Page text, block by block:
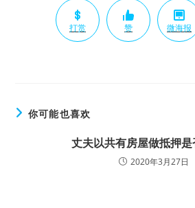
打赏 赞 微海报
你可能也喜欢
丈夫以共有房屋做抵押是
2020年3月27日